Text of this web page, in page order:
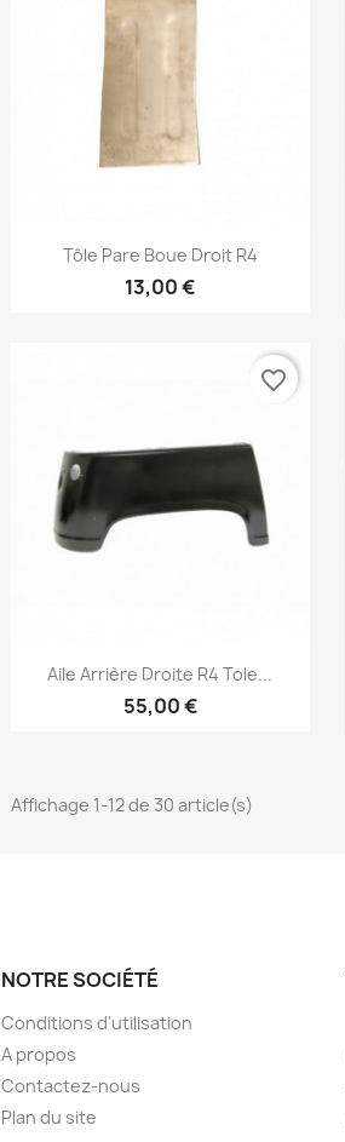
Aperçu rapide
Tôle Pare Boue Droit R4
13,00 €
Aperçu rapide
Aile Arrière Droite R4 Tole...
55,00 €
favorite_border
Affichage 1-12 de 30 article(s)
NOTRE SOCIÉTÉ
Conditions d'utilisation
A propos
Contactez-nous
Plan du site